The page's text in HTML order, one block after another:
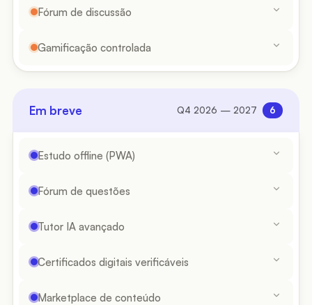
Fórum de discussão
Gamificação controlada
Em breve Q4 2026 — 2027 6
Estudo offline (PWA)
Fórum de questões
Tutor IA avançado
Certificados digitais verificáveis
Marketplace de conteúdo